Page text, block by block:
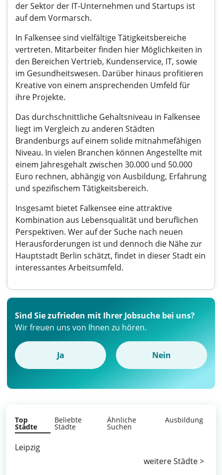
der Sektor der IT-Unternehmen und Startups ist
auf dem Vormarsch.
In Falkensee sind vielfältige Tätigkeitsbereiche
vertreten. Mitarbeiter finden hier Möglichkeiten in
den Bereichen Vertrieb, Kundenservice, IT, sowie
im Gesundheitswesen. Darüber hinaus profitieren
Kreative von einem ansprechenden Umfeld für
ihre Projekte.
Das durchschnittliche Gehaltsniveau in Falkensee
liegt im Vergleich zu anderen Städten
Brandenburgs auf einem solide mitnahmefähigen
Niveau. In vielen Branchen können Angestellte mit
einem Jahresgehalt zwischen 30.000 und 50.000
Euro rechnen, abhängig von Ausbildung, Erfahrung
und spezifischem Tätigkeitsbereich.
Insgesamt bietet Falkensee eine attraktive
Kombination aus Lebensqualität und beruflichen
Perspektiven. Wer auf der Suche nach neuen
Herausforderungen ist und dennoch die Nähe zur
Hauptstadt Berlin schätzt, findet in dieser Stadt ein
interessantes Arbeitsumfeld.
Sind Sie zufrieden mit Ihrer Jobsuche bei uns?
Wir freuen uns von Ihnen zu hören.
Ja Nein
Top
Städte
Beliebte
Städte
Ähnliche
Suchen
Ausbildung
Leipzig
weitere Städte >